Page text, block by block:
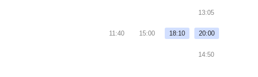
13:05
11:40 15:00 18:10 20:00
14:50